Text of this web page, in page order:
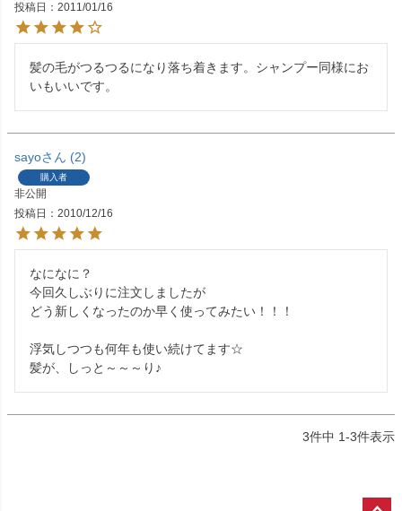
投稿日
2011/01/16
髪の毛がつるつるになり落ち着きます。シャンプー同様にお
いもいいです。
sayo 2
購入者
非公開
投稿日
2010/12/16
なになに？
今回久しぶりに注文しましたが
どう新しくなったのか早く使ってみたい！！！
浮気しつつも何年も使い続けてます☆
髪が、しっと～～～り♪
3件中 1-3件表示